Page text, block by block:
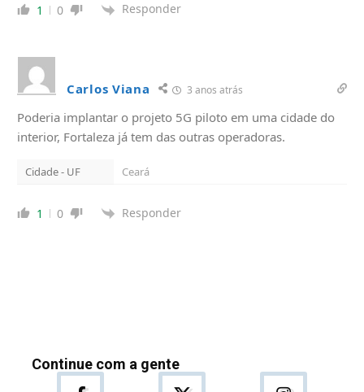
1 0 Responder
Carlos Viana 3 anos atrás
Poderia implantar o projeto 5G piloto em uma cidade do
interior, Fortaleza já tem das outras operadoras.
Cidade - UF Ceará
1 0 Responder
Continue com a gente